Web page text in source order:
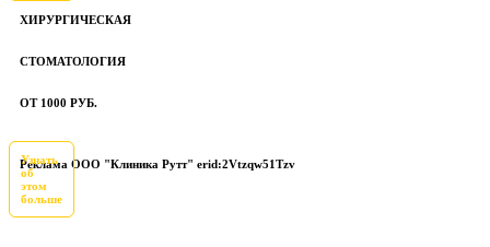
ХИРУРГИЧЕСКАЯ
СТОМАТОЛОГИЯ
ОТ 1000 РУБ.
Реклама ООО "Клиника Рутт" erid:2Vtzqw51Tzv
Узнать
об
этом
больше